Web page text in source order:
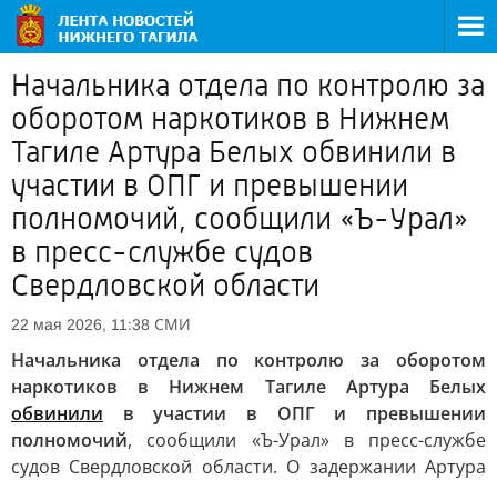
Начальника отдела по контролю за
оборотом наркотиков в Нижнем
Тагиле Артура Белых обвинили в
участии в ОПГ и превышении
полномочий, сообщили «Ъ-Урал»
в пресс-службе судов
Свердловской области
22 мая 2026, 11:38 СМИ
Начальника отдела по контролю за оборотом
наркотиков в Нижнем Тагиле Артура Белых
обвинили в участии в ОПГ и превышении
полномочий, сообщили «Ъ-Урал» в пресс-службе
судов Свердловской области. О задержании Артура